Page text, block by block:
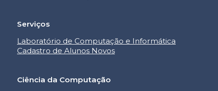
Serviços
Laboratório de Computação e Informática
Cadastro de Alunos Novos
Ciência da Computação